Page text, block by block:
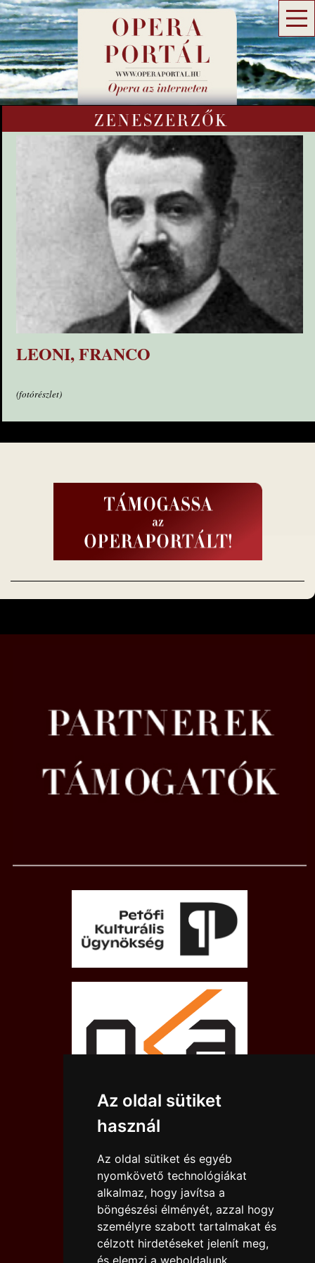
Az oldal sütiket
használ
Az oldal sütiket és egyéb
nyomkövető technológiákat
alkalmaz, hogy javítsa a
böngészési élményét, azzal hogy
személyre szabott tartalmakat és
célzott hirdetéseket jelenít meg,
és elemzi a weboldalunk
LEONI, FRANCO
(fotórészlet)